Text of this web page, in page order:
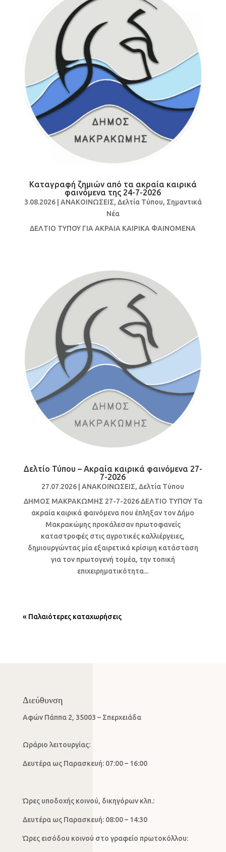
Καταγραφή ζημιών από τα ακραία καιρικά
φαινόμενα της 24-7-2026
3.08.2026| ΑΝΑΚΟΙΝΩΣΕΙΣ, Δελτία Τύπου, Σημαντικά
Νέα
ΔΕΛΤΙΟ ΤΥΠΟΥ ΓΙΑ ΑΚΡΑΙΑ ΚΑΙΡΙΚΑ ΦΑΙΝΟΜΕΝΑ
Δελτίο Τύπου – Ακραία καιρικά φαινόμενα 27-
7-2026
27.07.2026 |ΑΝΑΚΟΙΝΩΣΕΙΣ,Δελτία Τύπου
ΔΗΜΟΣ ΜΑΚΡΑΚΩΜΗΣ 27-7-2026 ΔΕΛΤΙΟ ΤΥΠΟΥ Τα
ακραία καιρικά φαινόμενα που έπληξαν τον Δήμο
Μακρακώμης προκάλεσαν πρωτοφανείς
καταστροφές στις αγροτικές καλλιέργειες,
δημιουργώντας μία εξαιρετικά κρίσιμη κατάσταση
για τον πρωτογενή τομέα, την τοπική
επιχειρηματικότητα...
« Παλαιότερες καταχωρήσεις
Διεύθυνση
Αφών Πάππα 2, 35003 – Σπερχειάδα
Ωράριο λειτουργίας:
Δευτέρα ως Παρασκευή: 07:00 – 16:00
Ώρες υποδοχής κοινού, δικηγόρων κλπ.:
Δευτέρα ως Παρασκευή: 08:00 – 14:30
Ώρες εισόδου κοινού στο γραφείο πρωτοκόλλου: